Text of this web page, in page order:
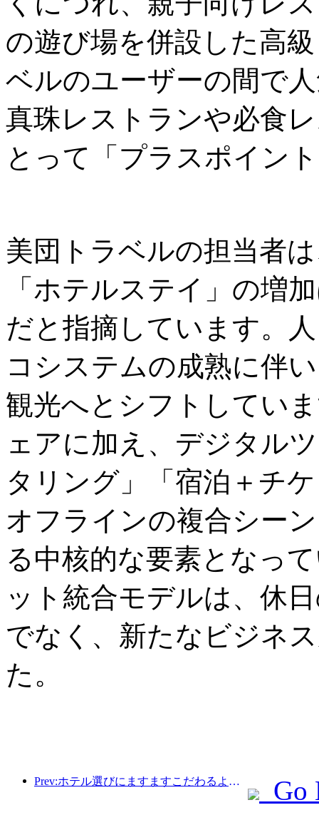
の遊び場を併設した高
ベルのユーザーの間で
真珠レストランや必食
とって「プラスポイン
美団トラベルの担当者
「ホテルステイ」の増
だと指摘しています。
コシステムの成熟に伴
観光へとシフトしてい
ェアに加え、デジタル
タリング」「宿泊＋チ
オフラインの複合シー
る中核的な要素となっ
ット統合モデルは、休
でなく、新たなビジネ
た。
Prev:ホテル選びにますますこだわるようになりましたか?中級・高級ブランドはどれも細部にこだわっている
Go